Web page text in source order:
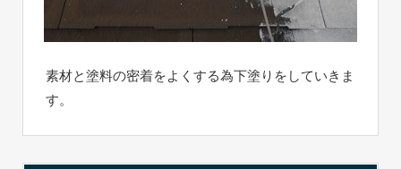
素材と塗料の密着をよくする為下塗りをしていきま
す。